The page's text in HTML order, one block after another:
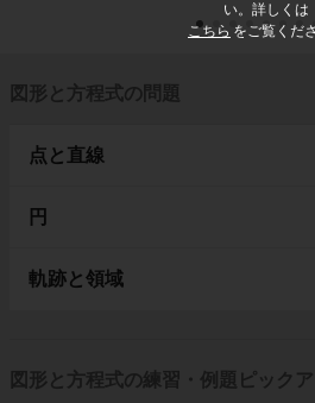
い。詳しくは
こちら をご覧くだ
図形と方程式の問題
点と直線
円
軌跡と領域
図形と方程式の練習・例題ピック